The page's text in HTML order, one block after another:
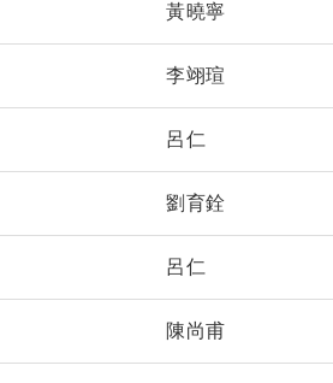
黃曉寧
李翊瑄
呂仁
劉育銓
呂仁
陳尚甫